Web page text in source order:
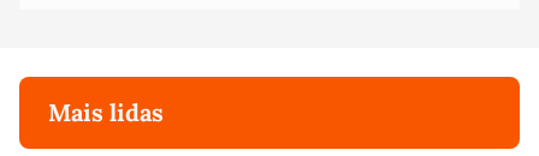
Mais lidas